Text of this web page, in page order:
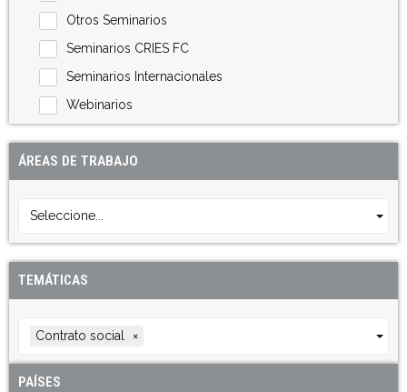
Otros Seminarios
Seminarios CRIES FC
Seminarios Internacionales
Webinarios
ÁREAS DE TRABAJO
Seleccione...
TEMÁTICAS
Contrato social ×
PAÍSES